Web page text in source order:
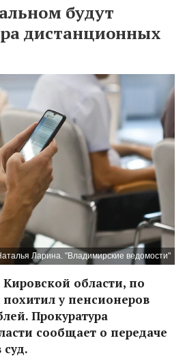
будут
дистанционных
Ларина. "Владимирские ведомости"
области, по
похитил у пенсионеров
Прокуратура
сообщает о передаче
суд.